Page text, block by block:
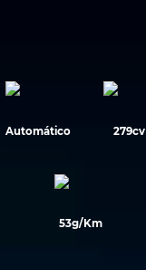
Automático 279cv
53g/Km